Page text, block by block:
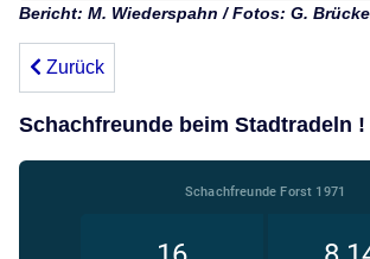
Bericht: M. Wiederspahn / Fotos: G.
Vorheriger Beitrag: Bericht zum 12.
Zurück
Schachfreunde beim Stadtradeln !